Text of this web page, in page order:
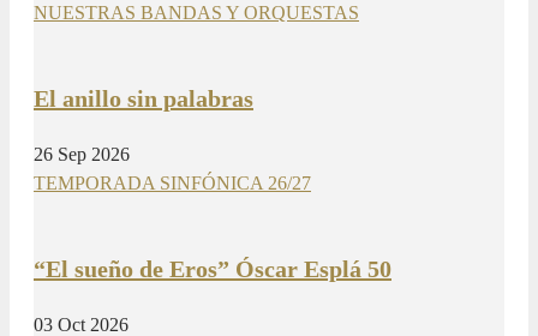
NUESTRAS BANDAS Y ORQUESTAS
El anillo sin palabras
26 Sep 2026
TEMPORADA SINFÓNICA 26/27
“El sueño de Eros” Óscar Esplá 50
03 Oct 2026